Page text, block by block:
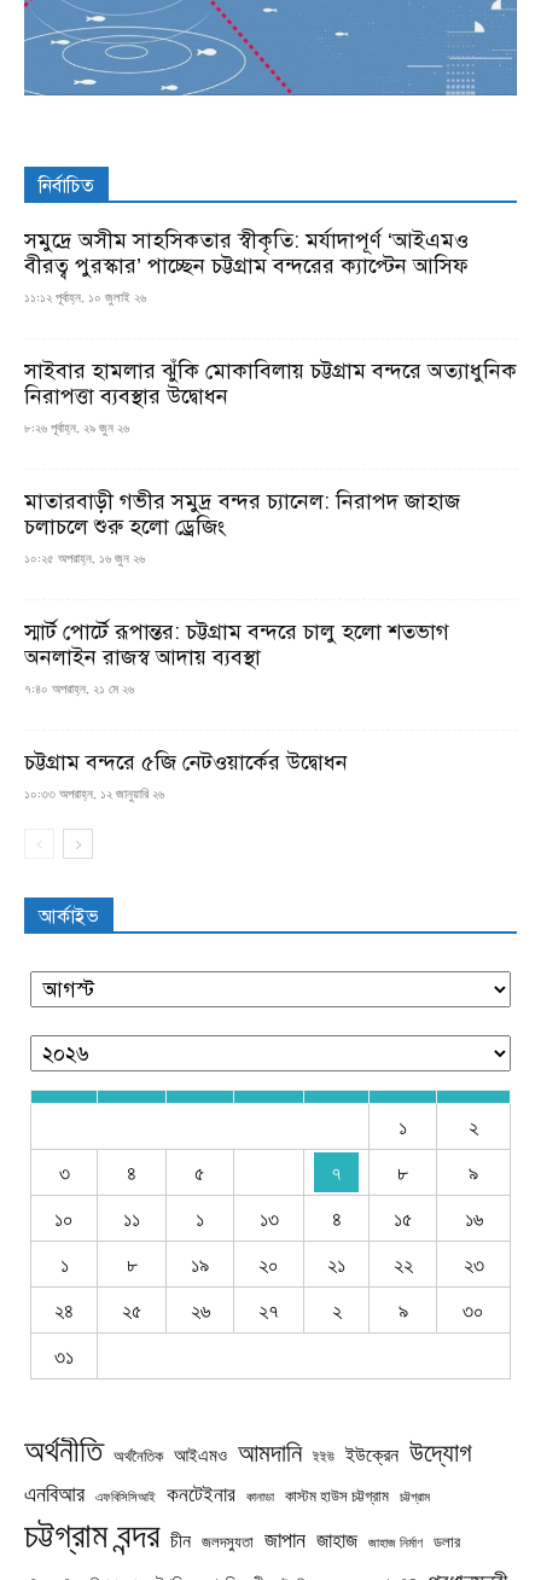
নির্বাচিত
সমুদ্রে অসীম সাহসিকতার স্বীকৃতি: মর্যাদাপূর্ণ ‘আইএমও
বীরত্ব পুরস্কার’ পাচ্ছেন চট্টগ্রাম বন্দরের ক্যাপ্টেন আসিফ
১১:১২ পূর্বাহ্ন, ১০ জুলাই ২৬
সাইবার হামলার ঝুঁকি মোকাবিলায় চট্টগ্রাম বন্দরে অত্যাধুনিক
নিরাপত্তা ব্যবস্থার উদ্বোধন
৮:২৬ পূর্বাহ্ন, ২৯ জুন ২৬
মাতারবাড়ী গভীর সমুদ্র বন্দর চ্যানেল: নিরাপদ জাহাজ
চলাচলে শুরু হলো ড্রেজিং
১০:২৫ অপরাহ্ন, ১৬ জুন ২৬
স্মার্ট পোর্টে রূপান্তর: চট্টগ্রাম বন্দরে চালু হলো শতভাগ
অনলাইন রাজস্ব আদায় ব্যবস্থা
৭:৪০ অপরাহ্ন, ২১ মে ২৬
চট্টগ্রাম বন্দরে ৫জি নেটওয়ার্কের উদ্বোধন
১০:৩৩ অপরাহ্ন, ১২ জানুয়ারি ২৬
আর্কাইভ
১
২
৩
৪ ৫ ৭ ৮
৯
১০
১১ ১ ১৩ ৪ ১৫
১৬
১
৮ ১৯ ২০ ২১ ২২
২৩
২৪
২৫ ২৬ ২৭ ২ ৯
৩০
৩১
অর্থনীতি অর্থনৈতিক আইএমও আমদানি ইইউ ইউক্রেন উদ্যোগ
এনবিআর এফবিসিসিআই কনটেইনার কানাডা কাস্টম হাউস চট্টগ্রাম চট্টগ্রাম
চট্টগ্রাম বন্দর চীন জলদস্যুতা জাপান জাহাজ জাহাজ নির্মাণ ডলার